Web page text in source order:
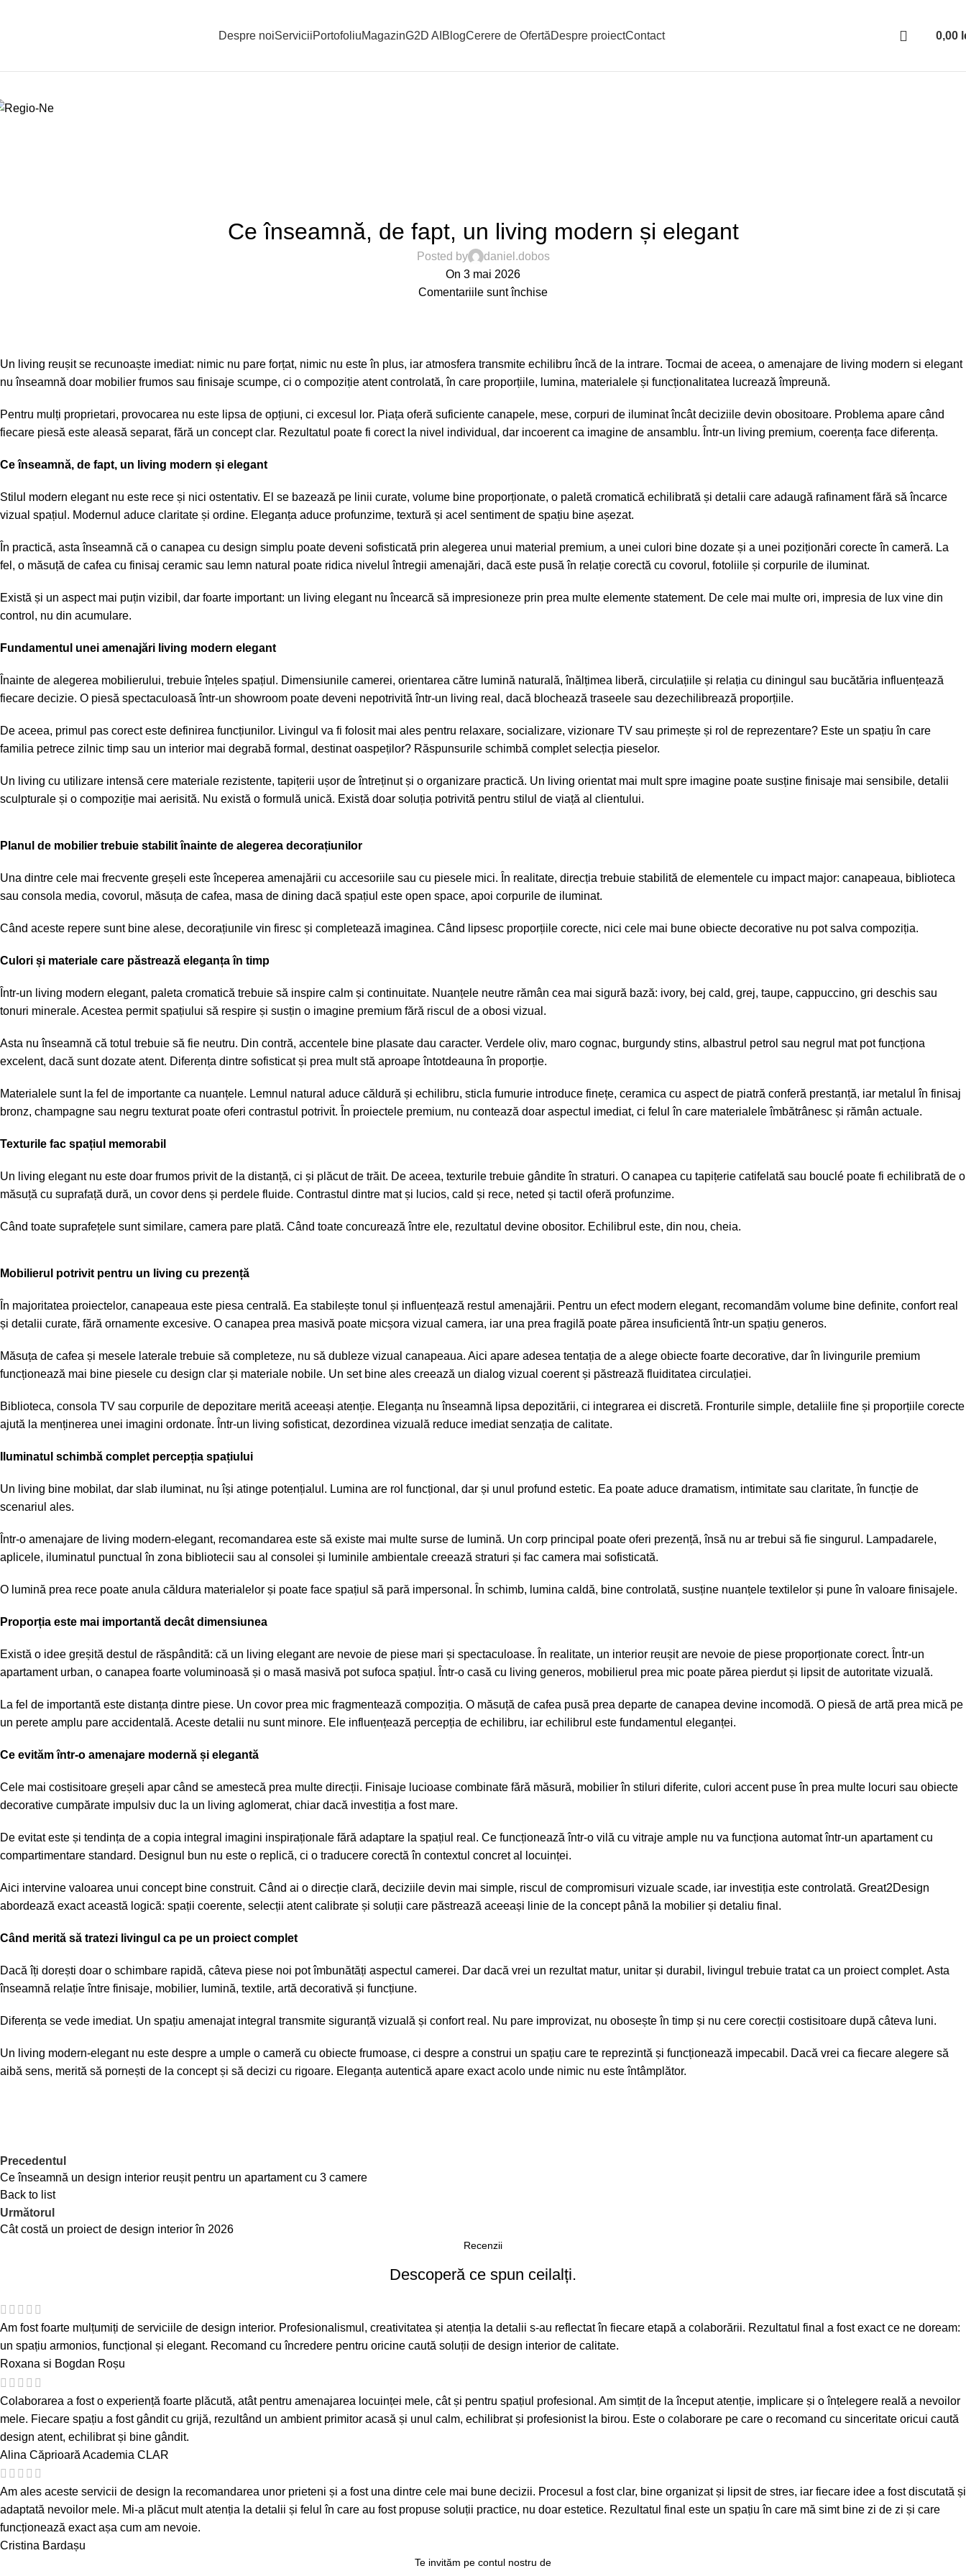
Despre noiServiciiPortofoliuMagazinG2D AI BlogCerere de OfertăDespre proiectContact 0,00
Ce înseamnă, de fapt, un living modern și elegant
Posted by
daniel.dobos
On 3 mai 2026
Comentariile sunt închise
Un living reușit se recunoaște imediat: nimic nu pare forțat, nimic nu este în plus, iar atmosfera transmite echilibru încă de la intrare. Tocmai de aceea, o amenajare de living modern si elegant
nu înseamnă doar mobilier frumos sau finisaje scumpe, ci o compoziție atent controlată, în care proporțiile, lumina, materialele și funcționalitatea lucrează împreună.
Pentru mulți proprietari, provocarea nu este lipsa de opțiuni, ci excesul lor. Piața oferă suficiente canapele, mese, corpuri de iluminat încât deciziile devin obositoare. Problema apare când
fiecare piesă este aleasă separat, fără un concept clar. Rezultatul poate fi corect la nivel individual, dar incoerent ca imagine de ansamblu. Într-un living premium, coerența face diferența.
Ce înseamnă, de fapt, un living modern și elegant
Stilul modern elegant nu este rece și nici ostentativ. El se bazează pe linii curate, volume bine proporționate, o paletă cromatică echilibrată și detalii care adaugă rafinament fără să încarce
vizual spațiul. Modernul aduce claritate și ordine. Eleganța aduce profunzime, textură și acel sentiment de spațiu bine așezat.
În practică, asta înseamnă că o canapea cu design simplu poate deveni sofisticată prin alegerea unui material premium, a unei culori bine dozate și a unei poziționări corecte în cameră. La
fel, o măsuță de cafea cu finisaj ceramic sau lemn natural poate ridica nivelul întregii amenajări, dacă este pusă în relație corectă cu covorul, fotoliile și corpurile de iluminat.
Există și un aspect mai puțin vizibil, dar foarte important: un living elegant nu încearcă să impresioneze prin prea multe elemente statement. De cele mai multe ori, impresia de lux vine din
control, nu din acumulare.
Fundamentul unei amenajări living modern elegant
Înainte de alegerea mobilierului, trebuie înțeles spațiul. Dimensiunile camerei, orientarea către lumină naturală, înălțimea liberă, circulațiile și relația cu diningul sau bucătăria influențează
fiecare decizie. O piesă spectaculoasă într-un showroom poate deveni nepotrivită într-un living real, dacă blochează traseele sau dezechilibrează proporțiile.
De aceea, primul pas corect este definirea funcțiunilor. Livingul va fi folosit mai ales pentru relaxare, socializare, vizionare TV sau primește și rol de reprezentare? Este un spațiu în care
familia petrece zilnic timp sau un interior mai degrabă formal, destinat oaspeților? Răspunsurile schimbă complet selecția pieselor.
Un living cu utilizare intensă cere materiale rezistente, tapițerii ușor de întreținut și o organizare practică. Un living orientat mai mult spre imagine poate susține finisaje mai sensibile, detalii
sculpturale și o compoziție mai aerisită. Nu există o formulă unică. Există doar soluția potrivită pentru stilul de viață al clientului.
Planul de mobilier trebuie stabilit înainte de alegerea decorațiunilor
Una dintre cele mai frecvente greșeli este începerea amenajării cu accesoriile sau cu piesele mici. În realitate, direcția trebuie stabilită de elementele cu impact major: canapeaua, biblioteca
sau consola media, covorul, măsuța de cafea, masa de dining dacă spațiul este open space, apoi corpurile de iluminat.
Când aceste repere sunt bine alese, decorațiunile vin firesc și completează imaginea. Când lipsesc proporțiile corecte, nici cele mai bune obiecte decorative nu pot salva compoziția.
Culori și materiale care păstrează eleganța în timp
Într-un living modern elegant, paleta cromatică trebuie să inspire calm și continuitate. Nuanțele neutre rămân cea mai sigură bază: ivory, bej cald, grej, taupe, cappuccino, gri deschis sau
tonuri minerale. Acestea permit spațiului să respire și susțin o imagine premium fără riscul de a obosi vizual.
Asta nu înseamnă că totul trebuie să fie neutru. Din contră, accentele bine plasate dau caracter. Verdele oliv, maro cognac, burgundy stins, albastrul petrol sau negrul mat pot funcționa
excelent, dacă sunt dozate atent. Diferența dintre sofisticat și prea mult stă aproape întotdeauna în proporție.
Materialele sunt la fel de importante ca nuanțele. Lemnul natural aduce căldură și echilibru, sticla fumurie introduce finețe, ceramica cu aspect de piatră conferă prestanță, iar metalul în finisaj
bronz, champagne sau negru texturat poate oferi contrastul potrivit. În proiectele premium, nu contează doar aspectul imediat, ci felul în care materialele îmbătrânesc și rămân actuale.
Texturile fac spațiul memorabil
Un living elegant nu este doar frumos privit de la distanță, ci și plăcut de trăit. De aceea, texturile trebuie gândite în straturi. O canapea cu tapițerie catifelată sau bouclé poate fi echilibrată de o
măsuță cu suprafață dură, un covor dens și perdele fluide. Contrastul dintre mat și lucios, cald și rece, neted și tactil oferă profunzime.
Când toate suprafețele sunt similare, camera pare plată. Când toate concurează între ele, rezultatul devine obositor. Echilibrul este, din nou, cheia.
Mobilierul potrivit pentru un living cu prezență
În majoritatea proiectelor, canapeaua este piesa centrală. Ea stabilește tonul și influențează restul amenajării. Pentru un efect modern elegant, recomandăm volume bine definite, confort real
și detalii curate, fără ornamente excesive. O canapea prea masivă poate micșora vizual camera, iar una prea fragilă poate părea insuficientă într-un spațiu generos.
Măsuța de cafea și mesele laterale trebuie să completeze, nu să dubleze vizual canapeaua. Aici apare adesea tentația de a alege obiecte foarte decorative, dar în livingurile premium
funcționează mai bine piesele cu design clar și materiale nobile. Un set bine ales creează un dialog vizual coerent și păstrează fluiditatea circulației.
Biblioteca, consola TV sau corpurile de depozitare merită aceeași atenție. Eleganța nu înseamnă lipsa depozitării, ci integrarea ei discretă. Fronturile simple, detaliile fine și proporțiile corecte
ajută la menținerea unei imagini ordonate. Într-un living sofisticat, dezordinea vizuală reduce imediat senzația de calitate.
Iluminatul schimbă complet percepția spațiului
Un living bine mobilat, dar slab iluminat, nu își atinge potențialul. Lumina are rol funcțional, dar și unul profund estetic. Ea poate aduce dramatism, intimitate sau claritate, în funcție de
scenariul ales.
Într-o amenajare de living modern-elegant, recomandarea este să existe mai multe surse de lumină. Un corp principal poate oferi prezență, însă nu ar trebui să fie singurul. Lampadarele,
aplicele, iluminatul punctual în zona bibliotecii sau al consolei și luminile ambientale creează straturi și fac camera mai sofisticată.
O lumină prea rece poate anula căldura materialelor și poate face spațiul să pară impersonal. În schimb, lumina caldă, bine controlată, susține nuanțele textilelor și pune în valoare finisajele.
Proporția este mai importantă decât dimensiunea
Există o idee greșită destul de răspândită: că un living elegant are nevoie de piese mari și spectaculoase. În realitate, un interior reușit are nevoie de piese proporționate corect. Într-un
apartament urban, o canapea foarte voluminoasă și o masă masivă pot sufoca spațiul. Într-o casă cu living generos, mobilierul prea mic poate părea pierdut și lipsit de autoritate vizuală.
La fel de importantă este distanța dintre piese. Un covor prea mic fragmentează compoziția. O măsuță de cafea pusă prea departe de canapea devine incomodă. O piesă de artă prea mică pe
un perete amplu pare accidentală. Aceste detalii nu sunt minore. Ele influențează percepția de echilibru, iar echilibrul este fundamentul eleganței.
Ce evităm într-o amenajare modernă și elegantă
Cele mai costisitoare greșeli apar când se amestecă prea multe direcții. Finisaje lucioase combinate fără măsură, mobilier în stiluri diferite, culori accent puse în prea multe locuri sau obiecte
decorative cumpărate impulsiv duc la un living aglomerat, chiar dacă investiția a fost mare.
De evitat este și tendința de a copia integral imagini inspiraționale fără adaptare la spațiul real. Ce funcționează într-o vilă cu vitraje ample nu va funcționa automat într-un apartament cu
compartimentare standard. Designul bun nu este o replică, ci o traducere corectă în contextul concret al locuinței.
Aici intervine valoarea unui concept bine construit. Când ai o direcție clară, deciziile devin mai simple, riscul de compromisuri vizuale scade, iar investiția este controlată. Great2Design
abordează exact această logică: spații coerente, selecții atent calibrate și soluții care păstrează aceeași linie de la concept până la mobilier și detaliu final.
Când merită să tratezi livingul ca pe un proiect complet
Dacă îți dorești doar o schimbare rapidă, câteva piese noi pot îmbunătăți aspectul camerei. Dar dacă vrei un rezultat matur, unitar și durabil, livingul trebuie tratat ca un proiect complet. Asta
înseamnă relație între finisaje, mobilier, lumină, textile, artă decorativă și funcțiune.
Diferența se vede imediat. Un spațiu amenajat integral transmite siguranță vizuală și confort real. Nu pare improvizat, nu obosește în timp și nu cere corecții costisitoare după câteva luni.
Un living modern-elegant nu este despre a umple o cameră cu obiecte frumoase, ci despre a construi un spațiu care te reprezintă și funcționează impecabil. Dacă vrei ca fiecare alegere să
aibă sens, merită să pornești de la concept și să decizi cu rigoare. Eleganța autentică apare exact acolo unde nimic nu este întâmplător.
Precedentul
Ce înseamnă un design interior reușit pentru un apartament cu 3 camere
Back to list
Următorul
Cât costă un proiect de design interior în 2026
Recenzii
Descoperă ce spun ceilalți.
Am fost foarte mulțumiți de serviciile de design interior. Profesionalismul, creativitatea și atenția la detalii s-au reflectat în fiecare etapă a colaborării. Rezultatul final a fost exact ce ne doream:
un spațiu armonios, funcțional și elegant. Recomand cu încredere pentru oricine caută soluții de design interior de calitate.
Roxana si Bogdan Roșu
Colaborarea a fost o experiență foarte plăcută, atât pentru amenajarea locuinței mele, cât și pentru spațiul profesional. Am simțit de la început atenție, implicare și o înțelegere reală a nevoilor
mele. Fiecare spațiu a fost gândit cu grijă, rezultând un ambient primitor acasă și unul calm, echilibrat și profesionist la birou. Este o colaborare pe care o recomand cu sinceritate oricui caută
design atent, echilibrat și bine gândit.
Alina Căprioară Academia CLAR
Am ales aceste servicii de design la recomandarea unor prieteni și a fost una dintre cele mai bune decizii. Procesul a fost clar, bine organizat și lipsit de stres, iar fiecare idee a fost discutată și
adaptată nevoilor mele. Mi-a plăcut mult atenția la detalii și felul în care au fost propuse soluții practice, nu doar estetice. Rezultatul final este un spațiu în care mă simt bine zi de zi și care
funcționează exact așa cum am nevoie.
Cristina Bardașu
Te invităm pe contul nostru de